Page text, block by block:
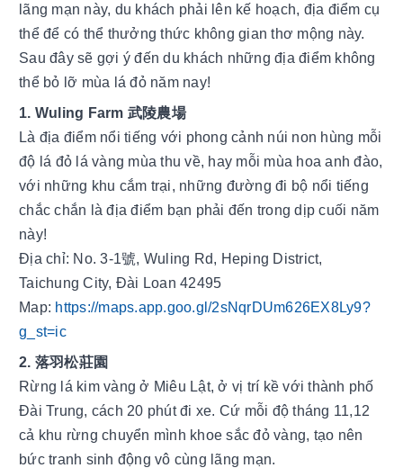
lãng mạn này, du khách phải lên kế hoạch, địa điểm cụ
thể để có thể thưởng thức không gian thơ mộng này.
Sau đây sẽ gợi ý đến du khách những địa điểm không
thể bỏ lỡ mùa lá đỏ năm nay!
1. Wuling Farm 武陵農場
Là địa điểm nổi tiếng với phong cảnh núi non hùng mỗi
độ lá đỏ lá vàng mùa thu về, hay mỗi mùa hoa anh đào,
với những khu cắm trại, những đường đi bộ nổi tiếng
chắc chắn là địa điểm bạn phải đến trong dịp cuối năm
này!
Địa chỉ: No. 3-1號, Wuling Rd, Heping District,
Taichung City, Đài Loan 42495
Map: https://maps.app.goo.gl/2sNqrDUm626EX8Ly9?
g_st=ic
2. 落羽松莊園
Rừng lá kim vàng ở Miêu Lật, ở vị trí kề với thành phố
Đài Trung, cách 20 phút đi xe. Cứ mỗi độ tháng 11,12
cả khu rừng chuyển mình khoe sắc đỏ vàng, tạo nên
bức tranh sinh động vô cùng lãng mạn.